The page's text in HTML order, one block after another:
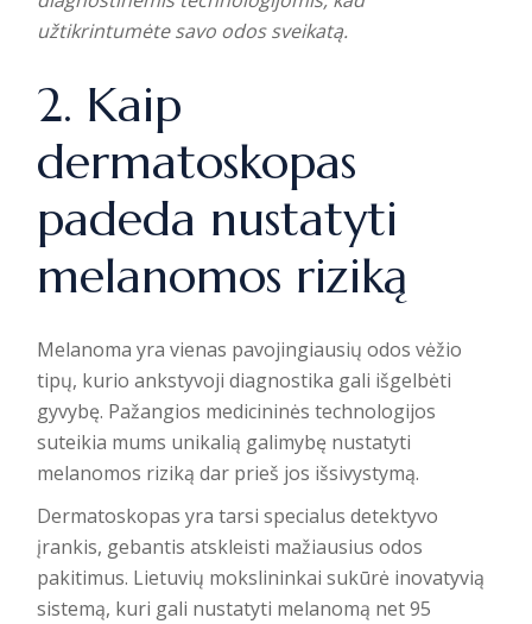
užtikrintumėte savo odos sveikatą.
2. Kaip
dermatoskopas
padeda nustatyti
melanomos riziką
Melanoma yra vienas pavojingiausių odos vėžio
tipų, kurio ankstyvoji diagnostika gali išgelbėti
gyvybę. Pažangios medicininės technologijos
suteikia mums unikalią galimybę nustatyti
melanomos riziką dar prieš jos išsivystymą.
Dermatoskopas yra tarsi specialus detektyvo
įrankis, gebantis atskleisti mažiausius odos
pakitimus. Lietuvių mokslininkai sukūrė inovatyvią
sistemą, kuri gali nustatyti melanomą net 95